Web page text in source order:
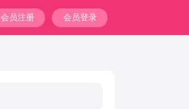
会员登录
会员注册